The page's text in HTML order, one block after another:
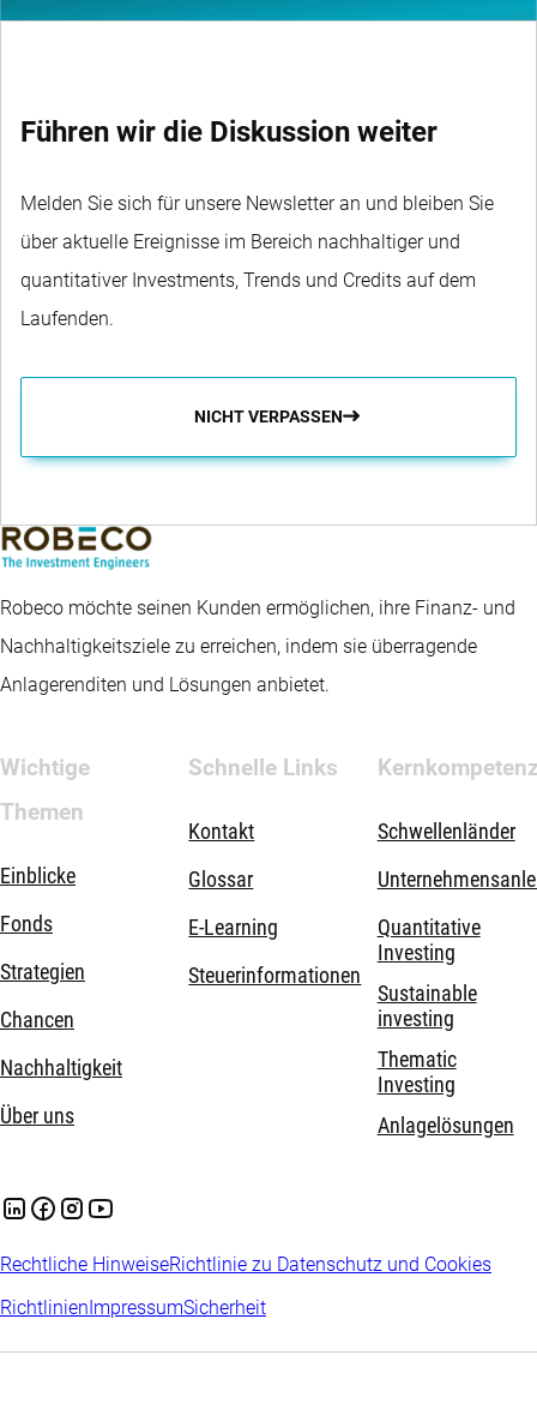
Führen wir die Diskussion weiter
Melden Sie sich für unsere Newsletter an und bleiben Sie
über aktuelle Ereignisse im Bereich nachhaltiger und
quantitativer Investments, Trends und Credits auf dem
Laufenden.
NICHT VERPASSEN
Robeco möchte seinen Kunden ermöglichen, ihre Finanz- und
Nachhaltigkeitsziele zu erreichen, indem sie überragende
Anlagerenditen und Lösungen anbietet.
Wichtige
Themen
Einblicke
Fonds
Strategien
Chancen
Nachhaltigkeit
Über uns
Schnelle Links
Kontakt
Glossar
E-Learning
Steuerinformationen
Schwellenländer
Quantitative
Investing
Sustainable
investing
Thematic
Investing
Anlagelösungen
Rechtliche HinweiseRichtlinie zu Datenschutz und Cookies
RichtlinienImpressumSicherheit